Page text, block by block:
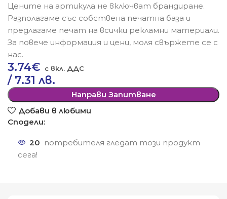
Цените на артикула не включват брандиране.
Разполагаме със собствена печатна база и
предлагаме печат на всички рекламни материали.
За повече информация и цени, моля свържете се с
нас.
3.74€
/ 7.31 лв.
Направи Запитване
Добави в любими
Сподели:
20 потребителя гледат този продукт
сега!